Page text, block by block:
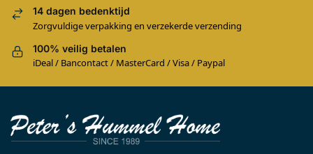
14 dagen bedenktijd
Zorgvuldige verpakking en verzekerde verzending
100% veilig betalen
iDeal / Bancontact / MasterCard / Visa / Paypal